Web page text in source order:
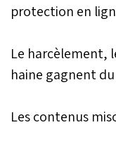
protection en
Le harcèlement,
haine gagnent
Les contenus